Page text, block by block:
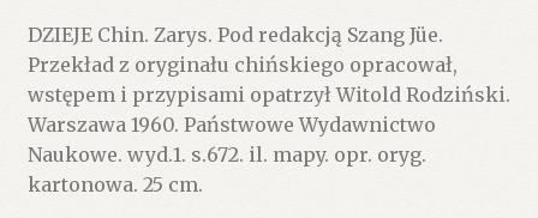
DZIEJE Chin. Zarys. Pod redakcją Szang Jüe.
Przekład z oryginału chińskiego opracował,
wstępem i przypisami opatrzył Witold Rodziński.
Warszawa 1960. Państwowe Wydawnictwo
Naukowe. wyd.1. s.672. il. mapy. opr. oryg.
kartonowa. 25 cm.